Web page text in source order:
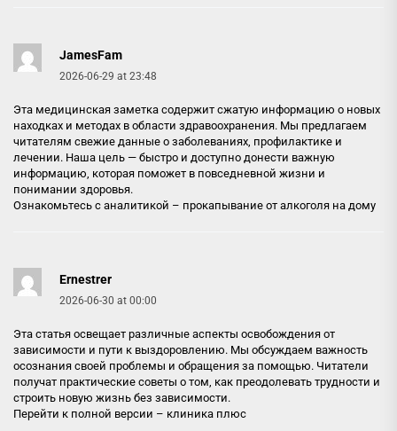
JamesFam
2026-06-29 at 23:48
Эта медицинская заметка содержит сжатую информацию о новых
находках и методах в области здравоохранения. Мы предлагаем
читателям свежие данные о заболеваниях, профилактике и
лечении. Наша цель — быстро и доступно донести важную
информацию, которая поможет в повседневной жизни и
понимании здоровья.
Ознакомьтесь с аналитикой – прокапывание от алкоголя на дому
Ernestrer
2026-06-30 at 00:00
Эта статья освещает различные аспекты освобождения от
зависимости и пути к выздоровлению. Мы обсуждаем важность
осознания своей проблемы и обращения за помощью. Читатели
получат практические советы о том, как преодолевать трудности и
строить новую жизнь без зависимости.
Перейти к полной версии – клиника плюс